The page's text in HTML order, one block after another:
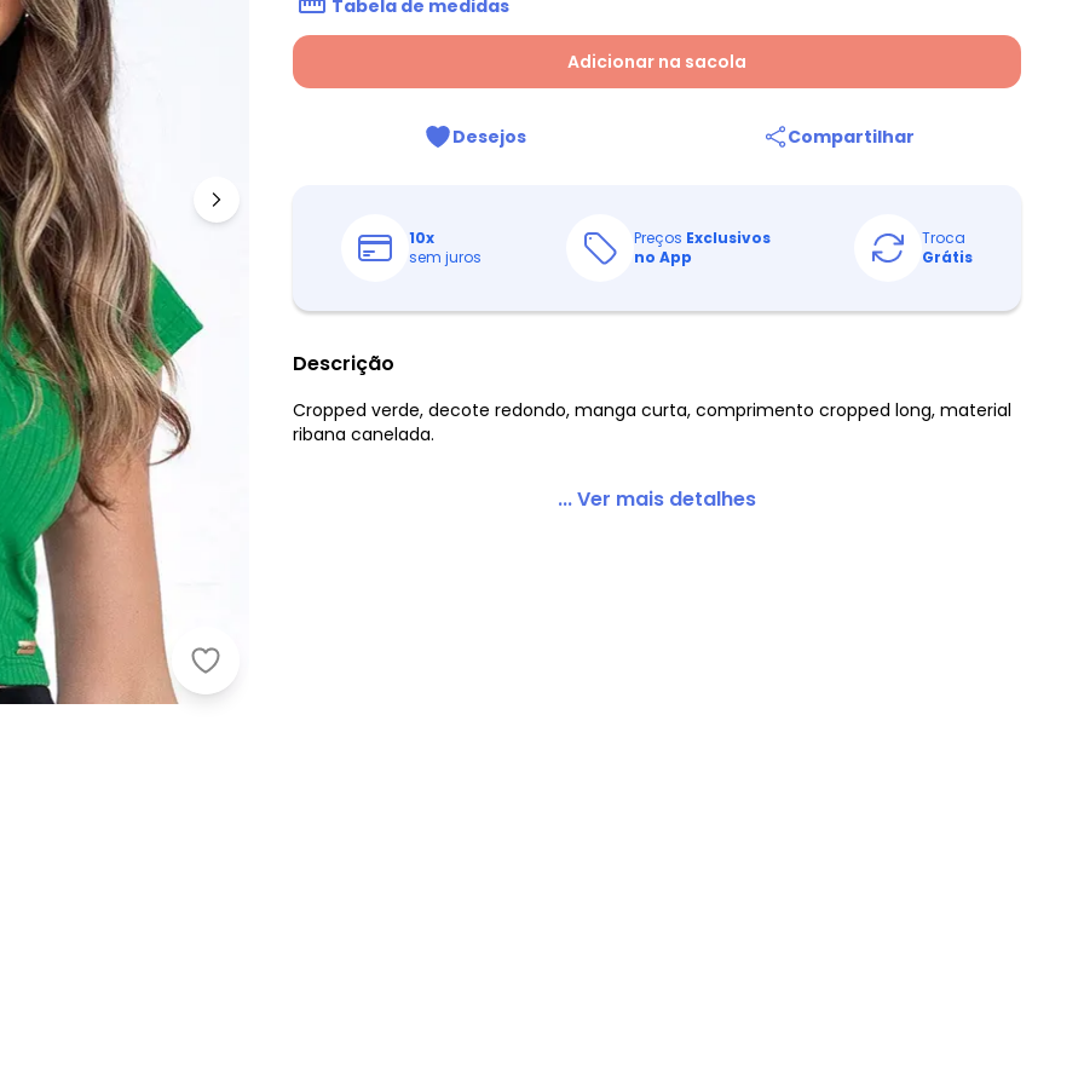
Jancris - Cropped Verde em Canelado
Tabela de medidas
Adicionar na sacola
Desejos Compartilhar
10x
sem juros
Preços Exclusivos
no App
Troca
Grátis
Descrição
Cropped verde, decote redondo, manga curta, comprimento cropped long, material
ribana canelada.
... Ver mais detalhes